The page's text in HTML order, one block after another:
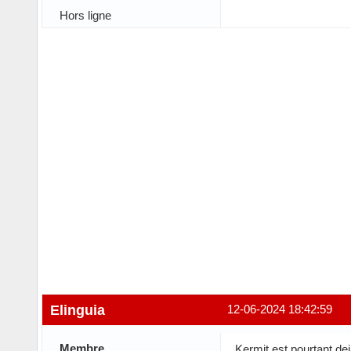
Hors ligne
12-06-2024 18:42:59
Elinguia
Membre